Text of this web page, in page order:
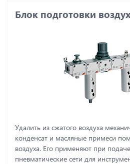
Блок подготовки
Удалить из сжатого воздуха
конденсат и масляные примеси
воздуха. Его применяют при
пневматические сети для